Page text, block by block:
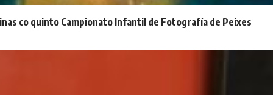
co quinto Campionato Infantil de Fotografía de Peixes